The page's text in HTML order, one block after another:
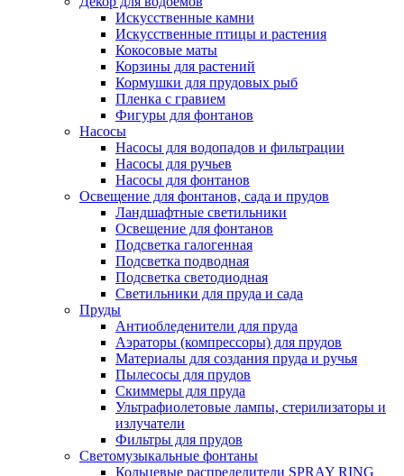
Искусственные камни
Искусственные птицы и растения
Кокосовые маты
Корзины для растений
Кормушки для прудовых рыб
Пленка с гравием
Фигуры для фонтанов
Насосы
Насосы для водопадов и фильтрации
Насосы для ручьев
Насосы для фонтанов
Освещение для фонтанов, сада и прудов
Ландшафтные светильники
Освещение для фонтанов
Подсветка галогенная
Подсветка подводная
Подсветка светодиодная
Светильники для пруда и сада
Пруды
Антиобледенители для пруда
Аэраторы (компрессоры) для прудов
Материалы для создания пруда и ручья
Пылесосы для прудов
Скиммеры для пруда
Ультрафиолетовые лампы, стерилизаторы и
излучатели
Фильтры для прудов
Светомузыкальные фонтаны
Кольцевые распределители SPRAY RING